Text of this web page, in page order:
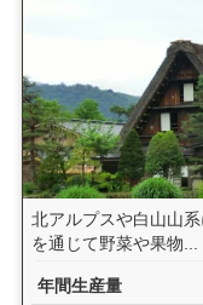
北アルプスや白山山
を通じて野菜や果物...
年間生産量